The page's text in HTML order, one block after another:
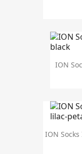
ION
ION